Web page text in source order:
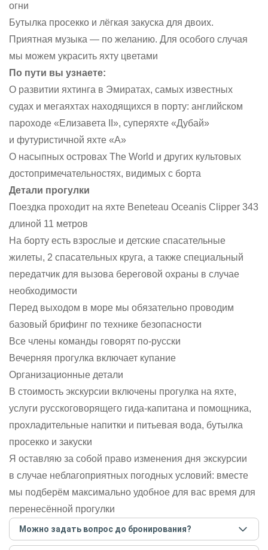
огни
Бутылка просекко и лёгкая закуска для двоих.
Приятная музыка — по желанию. Для особого случая
мы можем украсить яхту цветами
По пути вы узнаете:
О развитии яхтинга в Эмиратах, самых известных
судах и мегаяхтах находящихся в порту: английском
пароходе «Елизавета II», суперяхте «Дубай»
и футуристичной яхте «А»
О насыпных островах The World и других культовых
достопримечательностях, видимых с борта
Детали прогулки
Поездка проходит на яхте Beneteau Oceanis Clipper 343
длиной 11 метров
На борту есть взрослые и детские спасательные
жилеты, 2 спасательных круга, а также специальный
передатчик для вызова береговой охраны в случае
необходимости
Перед выходом в море мы обязательно проводим
базовый брифинг по технике безопасности
Все члены команды говорят по-русски
Вечерняя прогулка включает купание
Организационные детали
В стоимость экскурсии включены прогулка на яхте,
услуги русскоговорящего гида-капитана и помощника,
прохладительные напитки и питьевая вода, бутылка
просекко и закуски
Я оставляю за собой право изменения дня экскурсии
в случае неблагоприятных погодных условий: вместе
мы подберём максимально удобное для вас время для
перенесённой прогулки
Можно задать вопрос до бронирования?
Достаточно перейти по ссылке «Задать вопрос» и